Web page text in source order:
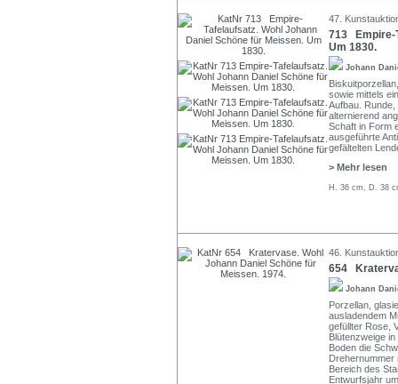
47.
713 Empire-
Um 1830.
Johann
sowie mittels
Aufbau.
alternierend
Schaft in Form
ausgeführte
gefältelten
> Mehr lesen
H. 36 cm, D. 38
46.
654
Johann
Porzellan,
ausladendem
gefüllter Rose,
Blütenzweige
Boden die
Drehernummer
Bereich des
Entwurfsjahr